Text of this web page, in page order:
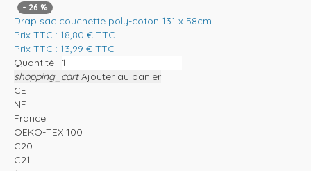
- 26 %
Drap sac couchette poly-coton 131 x 58cm...
Prix TTC : 18,80 € TTC
Prix TTC : 13,99 € TTC
Quantité :
shopping_cart Ajouter au panier
CE
NF
France
OEKO-TEX 100
C20
C21